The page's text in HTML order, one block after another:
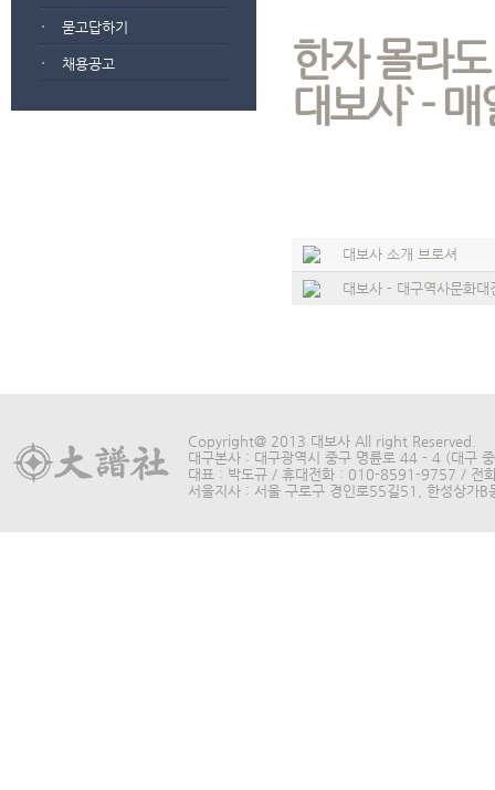
묻고답하기
채용공고
한자 몰라
대보사` -
대보사 소개 브로셔
대보사 - 대구역사문화대
대구본사 : 대구광역시 중구 명륜로 44 - 4 (대구
대표 : 박도규 / 휴대전화 : 010-8591-9757 /
서울지사 : 서울 구로구 경인로55길51, 한성상
Copyright@ 2013 대보사 All right Reserved.